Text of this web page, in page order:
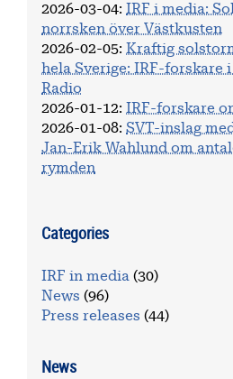
2026-03-04:
IRF i media:
norrsken över Västkusten
2026-02-05: Kraftig
hela Sverige: IRF-forskare
Radio
2026-01-12:
IRF-forskare
2026-01-08: SVT-inslag
Jan-Erik Wahlund om
rymden
Categories
IRF in media (30)
News (96)
Press releases (44)
News